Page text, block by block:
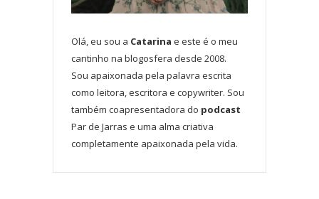
Olá, eu sou a Catarina e este é o meu
cantinho na blogosfera desde 2008.
Sou apaixonada pela palavra escrita
como leitora, escritora e copywriter. Sou
também coapresentadora do podcast
Par de Jarras e uma alma criativa
completamente apaixonada pela vida.